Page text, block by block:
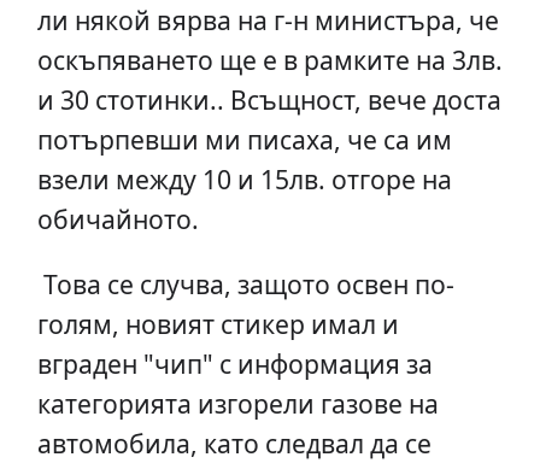
ли някой вярва на г-н министъра, че
оскъпяването ще е в рамките на 3лв.
и 30 стотинки.. Всъщност, вече доста
потърпевши ми писаха, че са им
взели между 10 и 15лв. отгоре на
обичайното.
Това се случва, защото освен по-
голям, новият стикер имал и
вграден "чип" с информация за
категорията изгорели газове на
автомобила, като следвал да се